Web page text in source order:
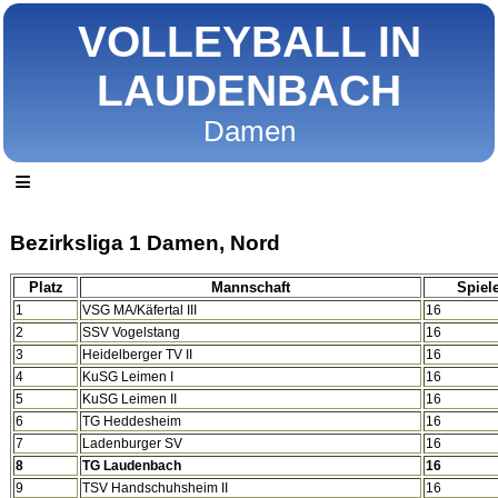
VOLLEYBALL IN
LAUDENBACH
Damen
≡
Bezirksliga 1 Damen, Nord
Platz Mannschaft
1 VSG MA/Käfertal III
16
2
SSV Vogelstang
16
3
Heidelberger TV II
16
4
KuSG Leimen I
16
5
KuSG Leimen II
16
6
TG Heddesheim
16
7
Ladenburger SV
16
8
TG Laudenbach
16
9
TSV Handschuhsheim II 16